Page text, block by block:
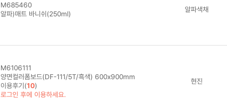
M685460
알파)매트 바니쉬(250ml)
알파색채
M6106111
양면컬러폼보드(DF-111/5T/흑색) 600x900mm
이용후기(10)
로그인 후에 이용하세요.
현진